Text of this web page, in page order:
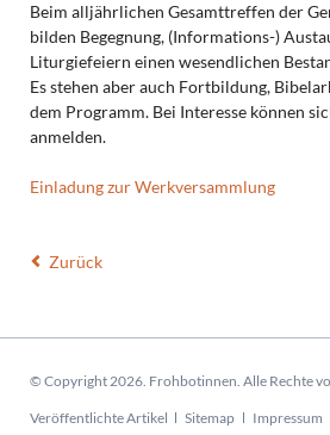
Beim alljährlichen Gesamttreffen der
bilden Begegnung, (Informations-)
Liturgiefeiern einen wesendlichen
Es stehen aber auch Fortbildung,
dem Programm. Bei Interesse können
anmelden.
Einladung zur Werkversammlung
Zurück
© Copyright 2026. Frohbotinnen. Alle Rechte
Navigation
Veröffentlichte Artikel Sitemap Impressum